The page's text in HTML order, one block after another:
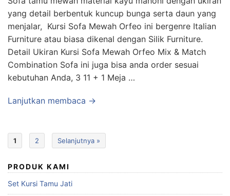
yang detail berbentuk kuncup bunga serta daun yang
menjalar, Kursi Sofa Mewah Orfeo ini bergenre Italian
Furniture atau biasa dikenal dengan Silik Furniture.
Detail Ukiran Kursi Sofa Mewah Orfeo Mix & Match
Combination Sofa ini juga bisa anda order sesuai
kebutuhan Anda, 3 11 + 1 Meja …
Lanjutkan membaca →
1 2 Selanjutnya »
PRODUK KAMI
Set Kursi Tamu Jati